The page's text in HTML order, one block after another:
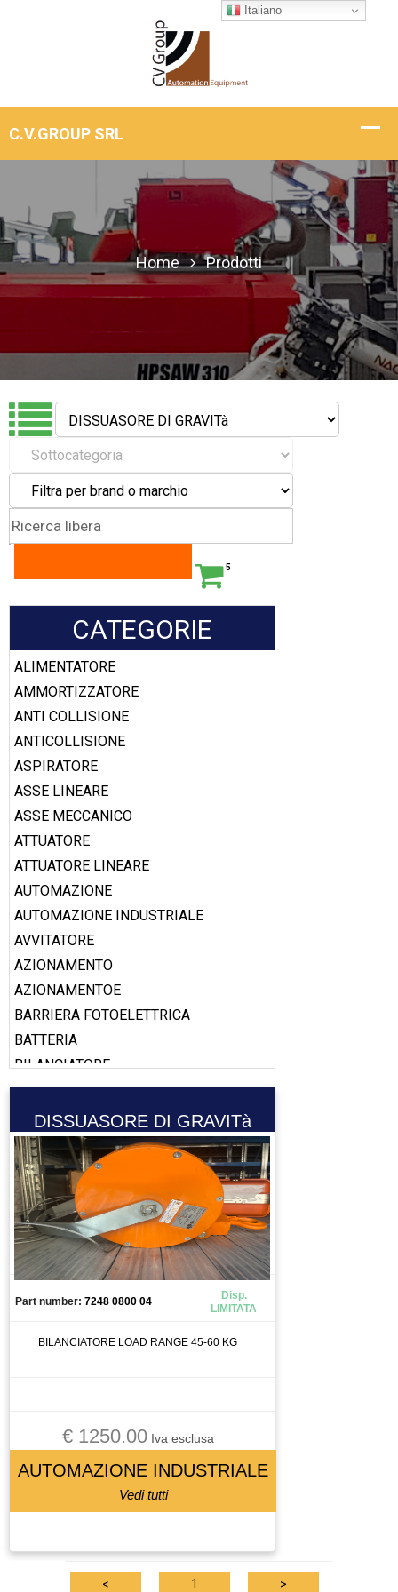
Home Prodotti
5
CATEGORIE
ALIMENTATORE
AMMORTIZZATORE
ANTI COLLISIONE
ANTICOLLISIONE
ASPIRATORE
ASSE LINEARE
ASSE MECCANICO
ATTUATORE
ATTUATORE LINEARE
AUTOMAZIONE
AUTOMAZIONE INDUSTRIALE
AVVITATORE
AZIONAMENTO
AZIONAMENTOE
BARRIERA FOTOELETTRICA
BATTERIA
BILANCIATORE
BOBINA
BOOSTER
CABLAGGIO
CALAMITA
CALIBRO
CAMERA
CANALIZZAZIONE
CAPICORDA
CAVO
CHILLER
CHIUSURA PNEUMATICA
CHIUSURA PNEUMATICAA
CIABATTA DI CONNESSIONE
CIRCUITO STAMPATO
DISSUASORE DI GRAVITà
Part number: 7248 0800 04
Disp.
LIMITATA
BILANCIATORE LOAD RANGE 45-60 KG
€ 1250.00Iva esclusa
AUTOMAZIONE INDUSTRIALE
Vedi tutti
< 1 >
Italiano